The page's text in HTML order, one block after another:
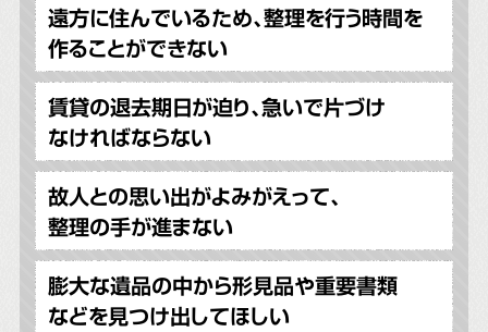
遠方に住んでいるため、整理を行う時間を
作ることができない
賃貸の退去期日が迫り、急いで片づけ
なければならない
故人との思い出がよみがえって、
整理の手が進まない
膨大な遺品の中から形見品や重要書類
などを見つけ出してほしい